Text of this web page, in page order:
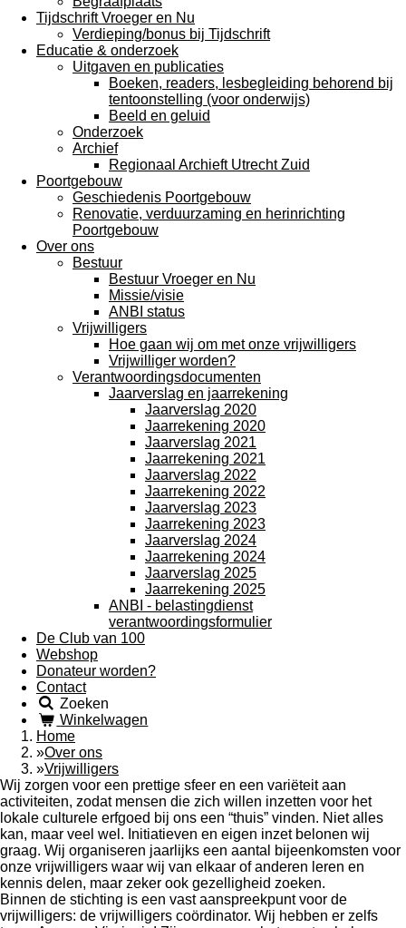
Tijdschrift Vroeger en Nu
Verdieping/bonus bij Tijdschrift
Educatie & onderzoek
Uitgaven en publicaties
Boeken, readers, lesbegleiding behorend bij
tentoonstelling (voor onderwijs)
Beeld en geluid
Onderzoek
Archief
Regionaal Archieft Utrecht Zuid
Poortgebouw
Geschiedenis Poortgebouw
Renovatie, verduurzaming en herinrichting
Poortgebouw
Over ons
Bestuur
Bestuur Vroeger en Nu
Missie/visie
ANBI status
Vrijwilligers
Hoe gaan wij om met onze vrijwilligers
Vrijwilliger worden?
Verantwoordingsdocumenten
Jaarverslag en jaarrekening
Jaarverslag 2020
Jaarrekening 2020
Jaarverslag 2021
Jaarrekening 2021
Jaarverslag 2022
Jaarrekening 2022
Jaarverslag 2023
Jaarrekening 2023
Jaarverslag 2024
Jaarrekening 2024
Jaarverslag 2025
Jaarrekening 2025
ANBI - belastingdienst
verantwoordingsformulier
De Club van 100
Webshop
Donateur worden?
Contact
Zoeken
Winkelwagen
Home
»Over ons
»Vrijwilligers
Wij zorgen voor een prettige sfeer en een variëteit aan
activiteiten, zodat mensen die zich willen inzetten voor het
lokale culturele erfgoed bij ons een “thuis” vinden. Niet alles
kan, maar veel wel. Initiatieven en eigen inzet belonen wij
graag. Wij organiseren jaarlijks een aantal bijeenkomsten voor
onze vrijwilligers waar wij van elkaar of anderen leren en
kennis delen, maar zeker ook gezelligheid zoeken.
Binnen de stichting is een vast aanspreekpunt voor de
vrijwilligers: de vrijwilligers coördinator. Wij hebben er zelfs